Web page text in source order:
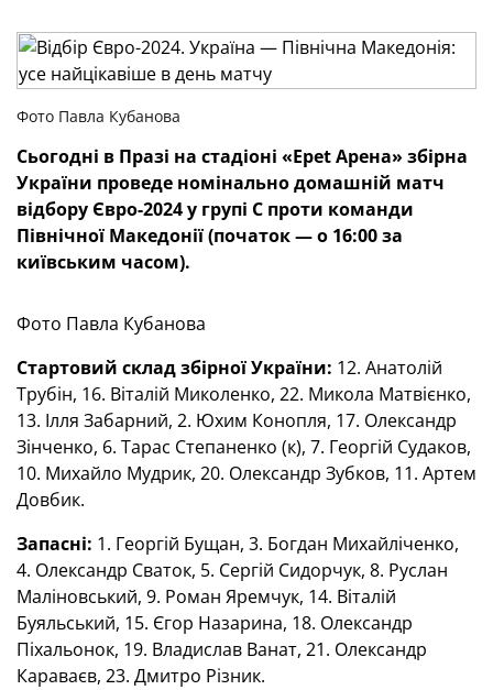
Фото Павла Кубанова
Сьогодні в Празі на стадіоні «EpetАрена» збірна
України проведе номінально домашній матч
відбору Євро-2024 у групі С проти команди
Північної Македонії (початок — о 16:00 за
київським часом).
Фото Павла Кубанова
Стартовий склад збірної України: 12. Анатолій
Трубін, 16. Віталій Миколенко, 22. Микола Матвієнко,
13. Ілля Забарний, 2. Юхим Конопля, 17. Олександр
Зінченко, 6. Тарас Степаненко (к), 7. Георгій Судаков,
10. Михайло Мудрик, 20. Олександр Зубков, 11. Артем
Довбик.
Запасні: 1. Георгій Бущан, 3. Богдан Михайліченко,
4. Олександр Сваток, 5. Сергій Сидорчук, 8. Руслан
Маліновський, 9. Роман Яремчук, 14. Віталій
Буяльський, 15. Єгор Назарина, 18. Олександр
Піхальонок, 19. Владислав Ванат, 21. Олександр
Караваєв, 23. Дмитро Різник.